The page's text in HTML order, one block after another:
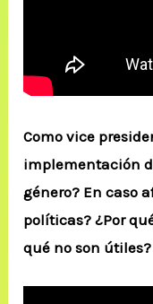
Como vice
implementación
género? En caso
políticas? ¿Por
qué no son útiles?